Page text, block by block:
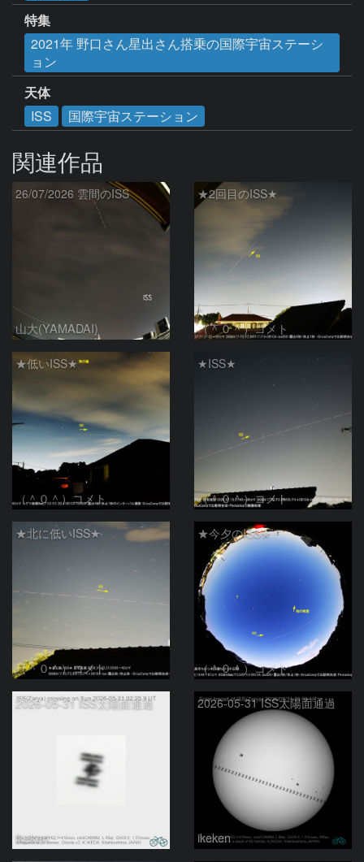
特集
2021年 野口さん星出さん搭乗の国際宇宙ステーシ
ョン
天体
ISS
国際宇宙ステーション
関連作品
26/07/2026 雲間のISS
山大(YAMADAI)
★2回目のISS★
（＾０＾）コメト
★低いISS★
（＾０＾）コメト
★ISS★
（＾０＾）コメト
★北に低いISS★
（＾０＾）コメト
★今夕のISS★
（＾０＾）コメト
2026-05-31 ISS太陽面通過
ikeken
2026-05-31 ISS太陽面通過
ikeken